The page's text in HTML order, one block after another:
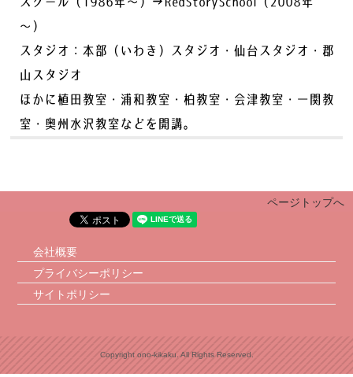
～）
スタジオ：本部（いわき）スタジオ・仙台スタジオ・郡
山スタジオ
ほかに植田教室・浦和教室・柏教室・会津教室・一関教
室・奥州水沢教室などを開講。
ページトップへ
会社概要
プライバシーポリシー
サイトポリシー
Copyright ono-kikaku. All Rights Reserved.